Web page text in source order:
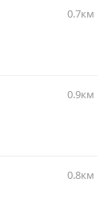
0.7км
0.9км
0.8км